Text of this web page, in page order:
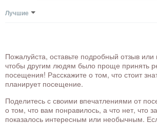
Лучшие
Пожалуйста, оставьте подробный отзыв
чтобы другим людям было проще принять
посещения! Расскажите о том, что стоит
планирует посещение.
Поделитесь с своими впечатлениями от
о том, что вам понравилось, а что нет, что
показалось интересным или необычным.